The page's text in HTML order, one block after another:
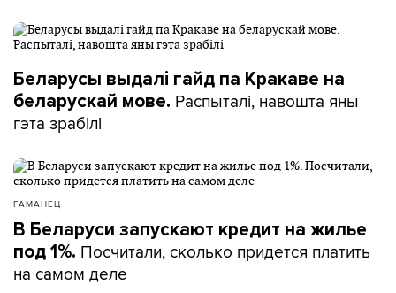
Беларусы выдалі гайд па Кракаве на
беларускай мове. Распыталі, навошта яны
гэта зрабілі
ГАМАНЕЦ
В Беларуси запускают кредит на жилье
под 1%. Посчитали, сколько придется платить
на самом деле